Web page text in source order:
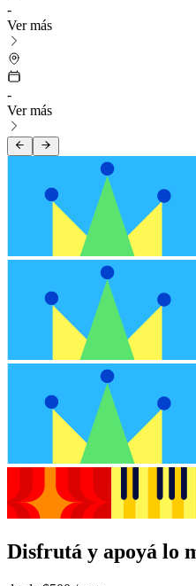
-
Ver más
-
Ver más
Disfrutá y apoyá lo